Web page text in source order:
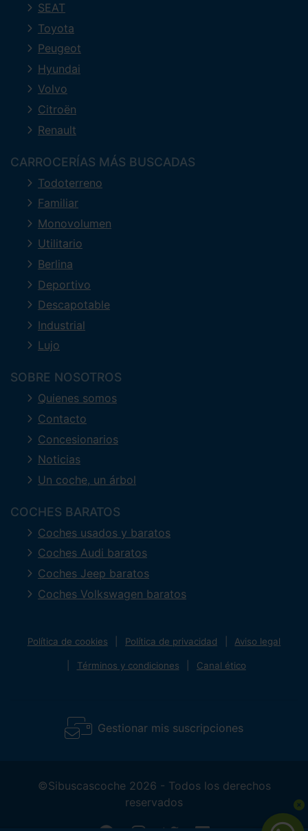
SEAT
Toyota
Peugeot
Hyundai
Volvo
Citroën
Renault
CARROCERÍAS MÁS BUSCADAS
Todoterreno
Familiar
Monovolumen
Utilitario
Berlina
Deportivo
Descapotable
Industrial
Lujo
SOBRE NOSOTROS
Quienes somos
Contacto
Concesionarios
Noticias
Un coche, un árbol
COCHES BARATOS
Coches usados y baratos
Coches Audi baratos
Coches Jeep baratos
Coches Volkswagen baratos
Política de cookies Política de privacidad Aviso legal
Términos y condiciones Canal ético
Gestionar mis suscripciones
©Sibuscascoche 2026 - Todos los derechos
reservados